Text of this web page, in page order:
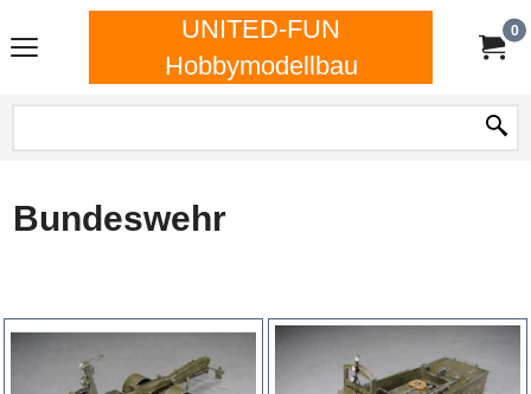
UNITED-FUN
Hobbymodellbau
0
Bundeswehr